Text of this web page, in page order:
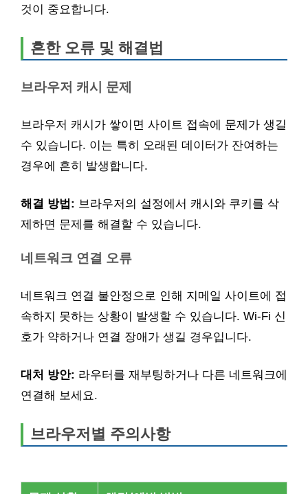
것이 중요합니다.
흔한 오류 및 해결법
브라우저 캐시 문제
브라우저 캐시가 쌓이면 사이트 접속에 문제가 생길
수 있습니다. 이는 특히 오래된 데이터가 잔여하는
경우에 흔히 발생합니다.
해결 방법: 브라우저의 설정에서 캐시와 쿠키를 삭
제하면 문제를 해결할 수 있습니다.
네트워크 연결 오류
네트워크 연결 불안정으로 인해 지메일 사이트에 접
속하지 못하는 상황이 발생할 수 있습니다. Wi-Fi 신
호가 약하거나 연결 장애가 생길 경우입니다.
대처 방안: 라우터를 재부팅하거나 다른 네트워크에
연결해 보세요.
브라우저별 주의사항